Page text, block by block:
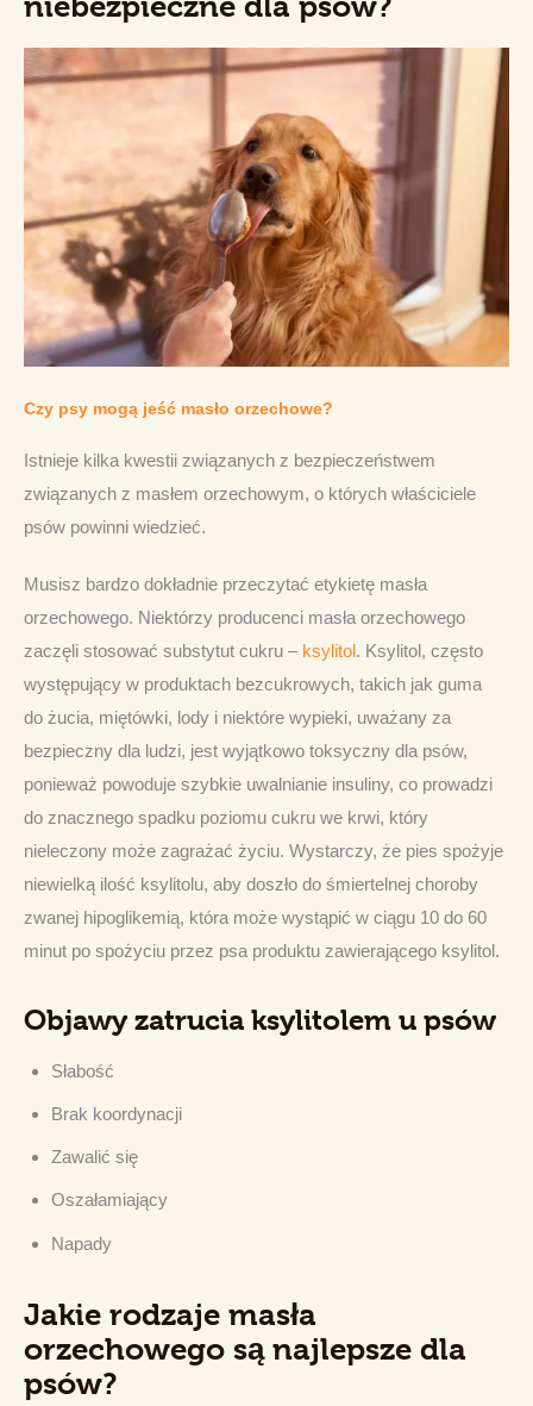
Czy psy mogą jeść masło orzechowe?
Istnieje kilka kwestii związanych z bezpieczeństwem
związanych z masłem orzechowym, o których właściciele
psów powinni wiedzieć.
Musisz bardzo dokładnie przeczytać etykietę masła
orzechowego. Niektórzy producenci masła orzechowego
zaczęli stosować substytut cukru – ksylitol. Ksylitol, często
występujący w produktach bezcukrowych, takich jak guma
do żucia, miętówki, lody i niektóre wypieki, uważany za
bezpieczny dla ludzi, jest wyjątkowo toksyczny dla psów,
ponieważ powoduje szybkie uwalnianie insuliny, co prowadzi
do znacznego spadku poziomu cukru we krwi, który
nieleczony może zagrażać życiu. Wystarczy, że pies spożyje
niewielką ilość ksylitolu, aby doszło do śmiertelnej choroby
zwanej hipoglikemią, która może wystąpić w ciągu 10 do 60
minut po spożyciu przez psa produktu zawierającego ksylitol.
Objawy zatrucia ksylitolem u psów
Słabość
Brak koordynacji
Zawalić się
Oszałamiający
Napady
Jakie rodzaje masła
orzechowego są najlepsze dla
psów?